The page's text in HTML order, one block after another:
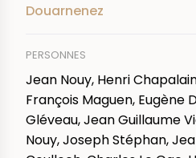
Douarnenez
PERSONNES
Jean Nouy, Henri
François Maguen, Eugène
Gléveau, Jean Guillaume
Nouy, Joseph Stéphan,